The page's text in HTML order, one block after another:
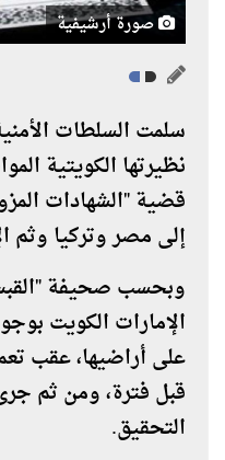
صورة أرشيفية
سلمت السلطات
نظيرتها الكويتية
قضية "الشهادات
إلى مصر وتركيا وثم
وبحسب صحيفة
الإمارات الكويت
على أراضيها، عقب
قبل فترة، ومن ثم
التحقيق.